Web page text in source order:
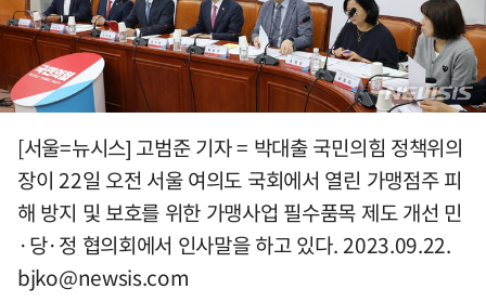
[서울=뉴시스] 고범준 기자 = 박대출 국민의힘 정책위의
장이 22일 오전 서울 여의도 국회에서 열린 가맹점주 피
해 방지 및 보호를 위한 가맹사업 필수품목 제도 개선 민
·당·정 협의회에서 인사말을 하고 있다. 2023.09.22.
bjko@newsis.com